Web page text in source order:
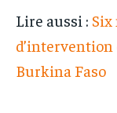
Lire aussi :
d’intervention
Burkina Faso